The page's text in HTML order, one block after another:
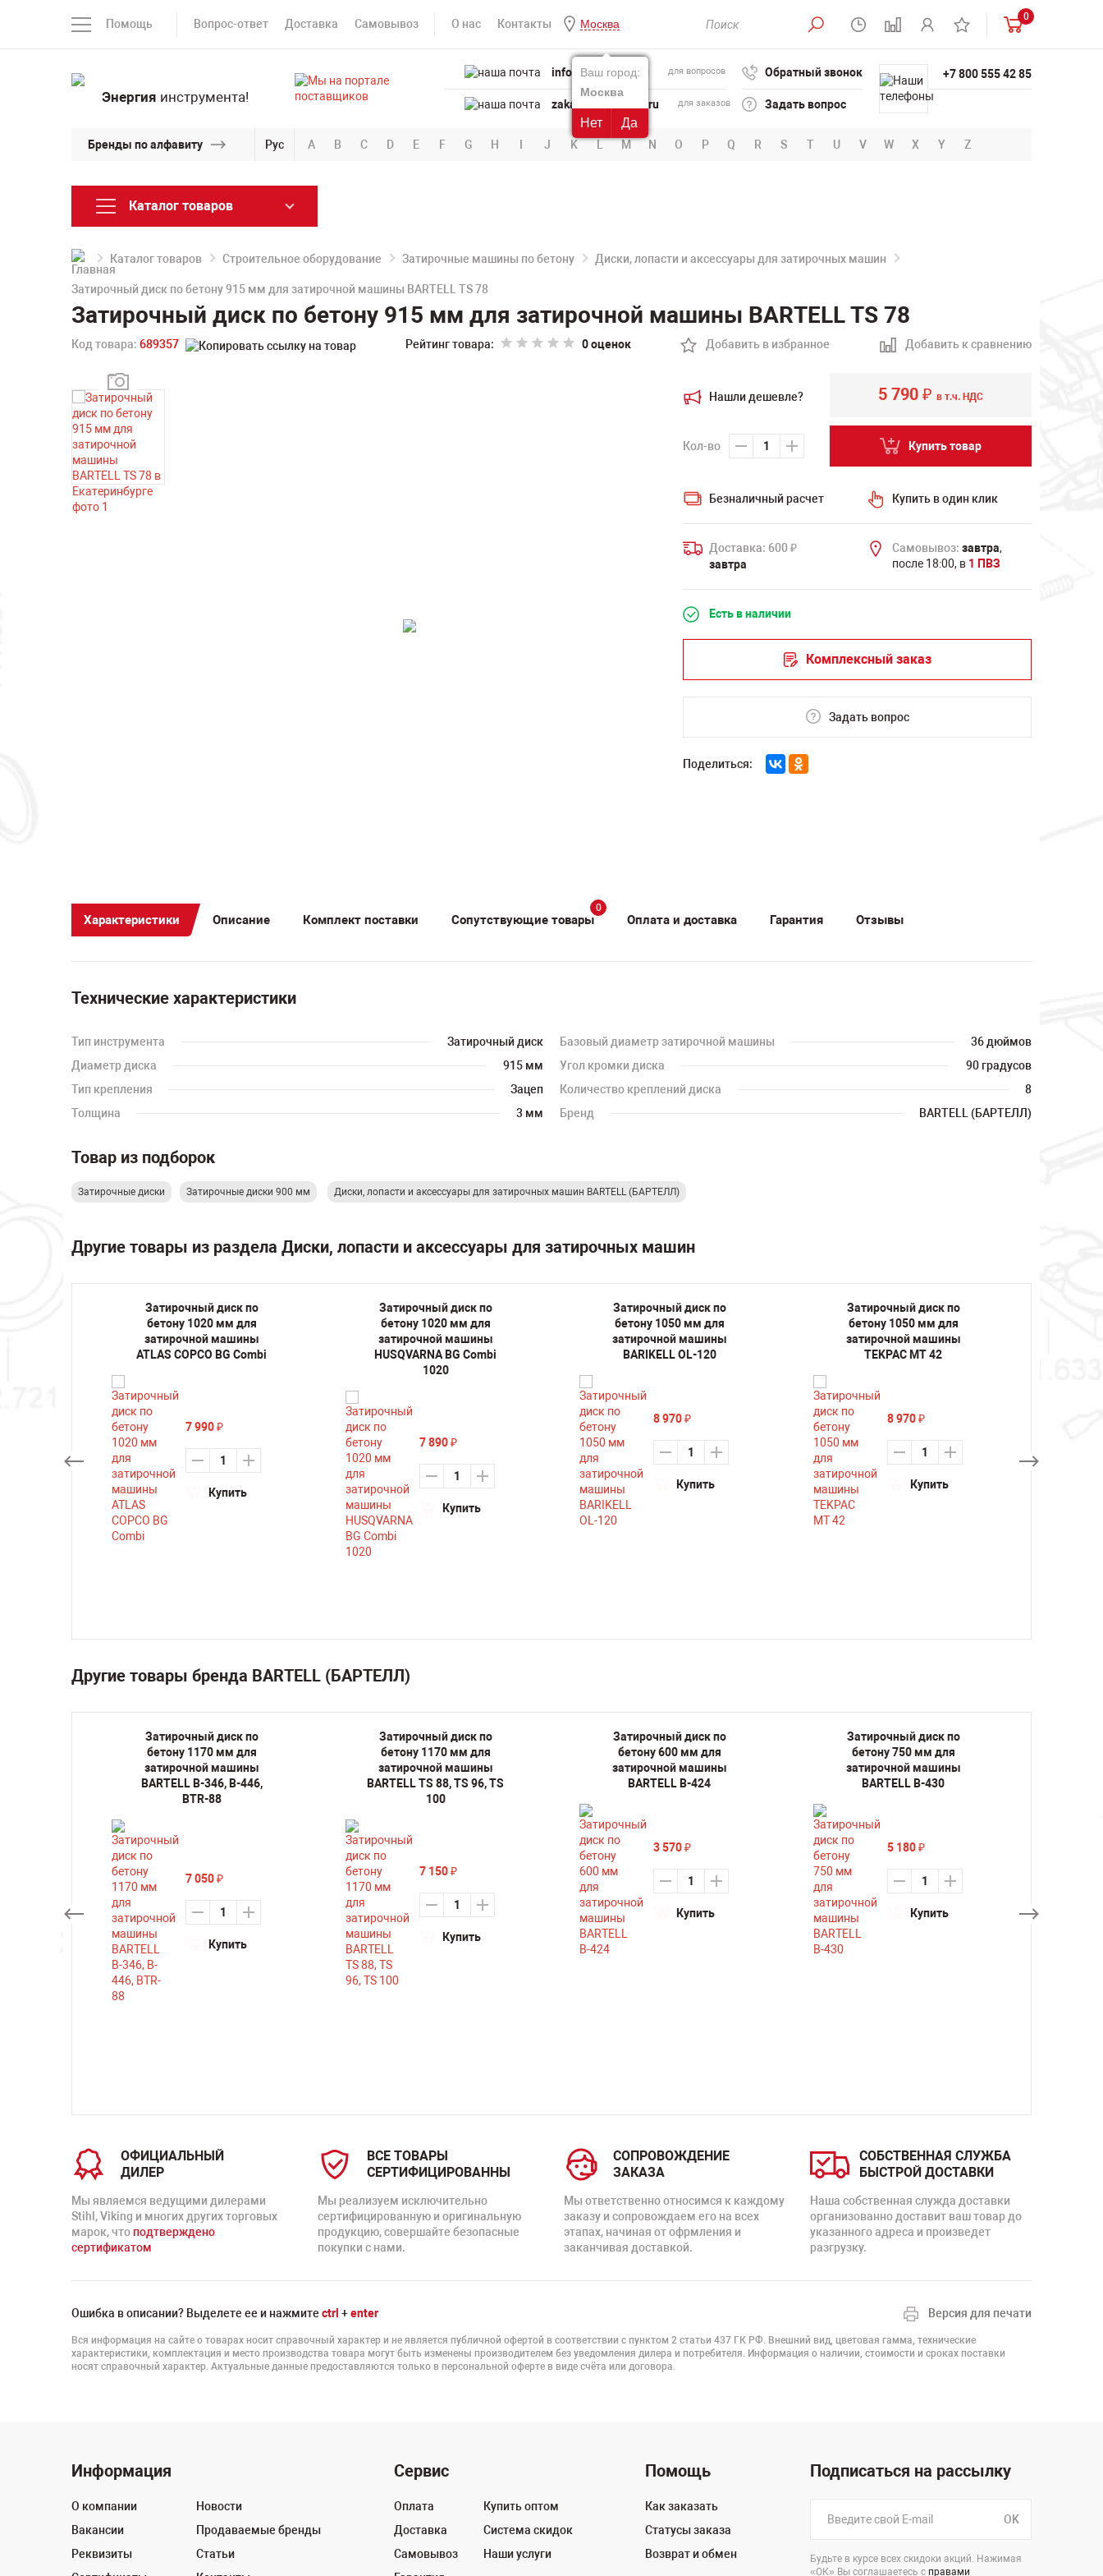
Помощь Вопрос-ответ Доставка Самовывоз О нас Контакты Москва
Ваш город:
Москва
Нет Да
0
Энергия инструмента!
info@powertool.ru для вопросов
zakaz@powertool.ru для заказов
Обратный звонок
Задать вопрос
+7 800 555 42 85
Бренды по алфавиту Рус A B C D E F G H I J K L M N O P Q R S T U V W X Y Z
Каталог товаров
Каталог товаров Строительное оборудование Затирочные машины по бетону Диски, лопасти и аксессуары для затирочных машин
Затирочный диск по бетону 915 мм для затирочной машины BARTELL TS 78
Затирочный диск по бетону 915 мм для затирочной машины BARTELL TS 78
Код товара: 689357 Рейтинг товара: 0 оценок Добавить в избранное Добавить к сравнению
Нашли дешевле?
Кол-во
5 790 ₽ в т.ч. НДС
Купить товар
Безналичный расчет Купить в один клик
Доставка: 600 ₽
завтра
Самовывоз: завтра,
после 18:00, в 1 ПВЗ
Есть в наличии
Комплексный заказ
Задать вопрос
Поделиться:
Характеристики Описание Комплект поставки Сопутствующие товары
0
Оплата и доставка Гарантия Отзывы
Технические характеристики
Тип инструмента Затирочный диск Базовый диаметр затирочной машины
36 дюймов
Диаметр диска
915 мм Угол кромки диска
90 градусов
Тип крепления
Зацеп Количество креплений диска
8
Толщина
3 мм Бренд BARTELL (БАРТЕЛЛ)
Товар из подборок
Затирочные диски Затирочные диски 900 мм Диски, лопасти и аксессуары для затирочных машин BARTELL (БАРТЕЛЛ)
Другие товары из раздела Диски, лопасти и аксессуары для затирочных машин
Затирочный диск по
бетону 1020 мм для
затирочной машины
ATLAS COPCO BG Combi
7 990 ₽
Купить
Затирочный диск по
бетону 1020 мм для
затирочной машины
HUSQVARNA BG Combi
1020
7 890 ₽
Купить
Затирочный диск по
бетону 1050 мм для
затирочной машины
BARIKELL OL-120
8 970 ₽
Купить
Затирочный диск по
бетону 1050 мм для
затирочной машины
TEKPAC MT 42
8 970 ₽
Купить
Другие товары бренда BARTELL (БАРТЕЛЛ)
Затирочный диск по
бетону 1170 мм для
затирочной машины
BARTELL B-346, B-446,
BTR-88
7 050 ₽
Купить
Затирочный диск по
бетону 1170 мм для
затирочной машины
BARTELL TS 88, TS 96, TS
100
7 150 ₽
Купить
Затирочный диск по
бетону 600 мм для
затирочной машины
BARTELL B-424
3 570 ₽
Купить
Затирочный диск по
бетону 750 мм для
затирочной машины
BARTELL B-430
5 180 ₽
Купить
ОФИЦИАЛЬНЫЙ
ДИЛЕР
Мы являемся ведущими дилерами
Stihl, Viking и многих других торговых
марок, что подтверждено
сертификатом
ВСЕ ТОВАРЫ
СЕРТИФИЦИРОВАННЫ
Мы реализуем исключительно
сертифицированную и оригинальную
продукцию, совершайте безопасные
покупки с нами.
СОПРОВОЖДЕНИЕ
ЗАКАЗА
Мы ответственно относимся к каждому
заказу и сопровождаем его на всех
этапах, начиная от офрмления и
заканчивая доставкой.
СОБСТВЕННАЯ СЛУЖБА
БЫСТРОЙ ДОСТАВКИ
Наша собственная служда доставки
организованно доставит ваш товар до
указанного адреса и произведет
разгрузку.
Ошибка в описании? Выделете ее и нажмите ctrl +enter Версия для печати
Вся информация на сайте о товарах носит справочный характер и не является публичной офертой в соответствии с пунктом 2 статьи 437 ГК РФ. Внешний вид, цветовая гамма, технические
характеристики, комплектация и место производства товара могут быть изменены производителем без уведомления дилера и потребителя. Информация о наличии, стоимости и сроках поставки
носят справочный характер. Актуальные данные предоставляются только в персональной оферте в виде счёта или договора.
Информация
О компании
Вакансии
Реквизиты
Новости
Продаваемые бренды
Статьи
Сервис
Оплата
Доставка
Самовывоз
Купить оптом
Система скидок
Наши услуги
Помощь
Как заказать
Статусы заказа
Возврат и обмен
Подписаться на рассылку
OK
Будьте в курсе всех скидоки акций. Нажимая
«ОК» Вы соглашаетесь с правами